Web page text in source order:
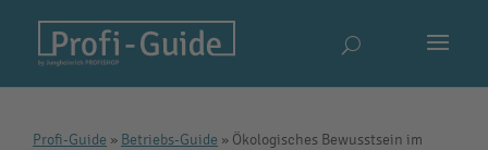
Profi-Guide » Betriebs-Guide » Ökologisches Bewusstsein im